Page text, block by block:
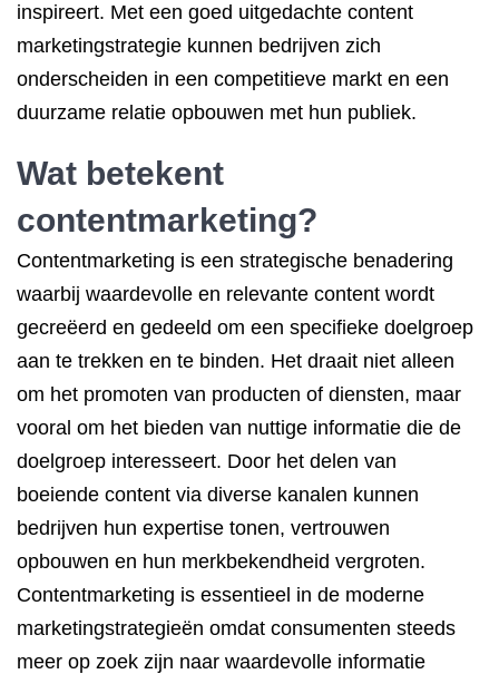
inspireert. Met een goed uitgedachte content
marketingstrategie kunnen bedrijven zich
onderscheiden in een competitieve markt en een
duurzame relatie opbouwen met hun publiek.
Wat betekent
contentmarketing?
Contentmarketing is een strategische benadering
waarbij waardevolle en relevante content wordt
gecreëerd en gedeeld om een specifieke doelgroep
aan te trekken en te binden. Het draait niet alleen
om het promoten van producten of diensten, maar
vooral om het bieden van nuttige informatie die de
doelgroep interesseert. Door het delen van
boeiende content via diverse kanalen kunnen
bedrijven hun expertise tonen, vertrouwen
opbouwen en hun merkbekendheid vergroten.
Contentmarketing is essentieel in de moderne
marketingstrategieën omdat consumenten steeds
meer op zoek zijn naar waardevolle informatie